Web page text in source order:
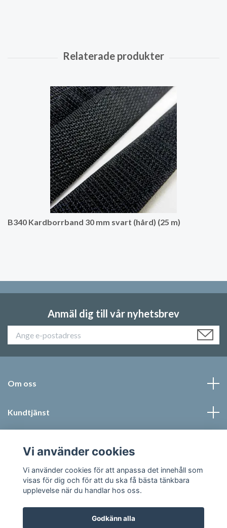
B340 Kardborrband 30 mm svart (hård) (25 m)
Anmäl dig till vår nyhetsbrev
Om oss
Kundtjänst
Sociala medier
Vi använder cookies
Vi använder cookies för att anpassa det innehåll som
visas för dig och för att du ska få bästa tänkbara
upplevelse när du handlar hos oss.
Godkänn alla